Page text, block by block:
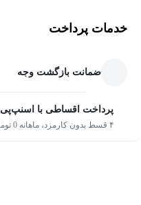
خدمات پرداخت
ضمانت بازگشت وجه
پرداخت اقساطی با اسنپ‌پی
۴ قسط بدون کارمزد، ماهانه 0 تومان